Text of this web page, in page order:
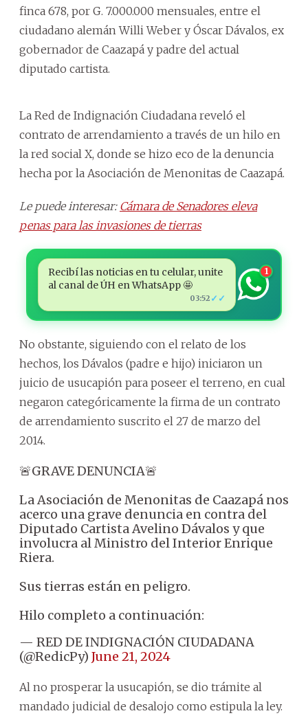
finca 678, por G. 7.000.000 mensuales, entre el
ciudadano alemán Willi Weber y Óscar Dávalos, ex
gobernador de Caazapá y padre del actual
diputado cartista.
La Red de Indignación Ciudadana reveló el
contrato de arrendamiento a través de un hilo en
la red social X, donde se hizo eco de la denuncia
hecha por la Asociación de Menonitas de Caazapá.
Le puede interesar: Cámara de Senadores eleva
penas para las invasiones de tierras
Recibí las noticias en tu celular, unite
al canal de ÚH en WhatsApp 🤩
03:52 ✓✓
1
No obstante, siguiendo con el relato de los
hechos, los Dávalos (padre e hijo) iniciaron un
juicio de usucapión para poseer el terreno, en cual
negaron categóricamente la firma de un contrato
de arrendamiento suscrito el 27 de marzo del
2014.
🚨GRAVE DENUNCIA🚨
La Asociación de Menonitas de Caazapá nos
acerco una grave denuncia en contra del
Diputado Cartista Avelino Dávalos y que
involucra al Ministro del Interior Enrique
Riera.
Sus tierras están en peligro.
Hilo completo a continuación:
— RED DE INDIGNACIÓN CIUDADANA
(@RedicPy) June 21, 2024
Al no prosperar la usucapión, se dio trámite al
mandado judicial de desalojo como estipula la ley.